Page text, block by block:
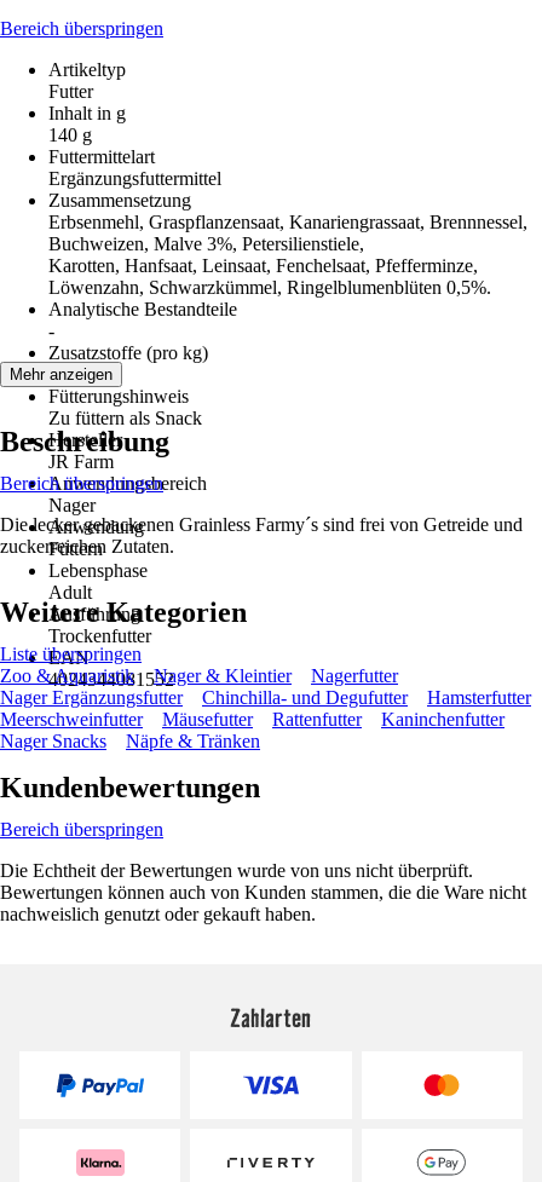
Bereich überspringen
Artikeltyp
Futter
Inhalt in g
140 g
Futtermittelart
Ergänzungsfuttermittel
Zusammensetzung
Erbsenmehl, Graspflanzensaat, Kanariengrassaat, Brennnessel,
Buchweizen, Malve 3%, Petersilienstiele,
Karotten, Hanfsaat, Leinsaat, Fenchelsaat, Pfefferminze,
Löwenzahn, Schwarzkümmel, Ringelblumenblüten 0,5%.
Analytische Bestandteile
-
Zusatzstoffe (pro kg)
-
Fütterungshinweis
Zu füttern als Snack
Hersteller
JR Farm
Anwendungsbereich
Nager
Anwendung
Füttern
Lebensphase
Adult
Ausführung
Trockenfutter
EAN
4024344081552
Mehr anzeigen
Beschreibung
Bereich überspringen
Die lecker gebackenen Grainless Farmy´s sind frei von Getreide und
zuckerreichen Zutaten.
Weitere Kategorien
Liste überspringen
Zoo & Aquaristik
Nager & Kleintier
Nagerfutter
Nager Ergänzungsfutter
Chinchilla- und Degufutter
Hamsterfutter
Meerschweinfutter
Mäusefutter Rattenfutter
Kaninchenfutter
Nager Snacks
Näpfe & Tränken
Kundenbewertungen
Bereich überspringen
Die Echtheit der Bewertungen wurde von uns nicht überprüft.
Bewertungen können auch von Kunden stammen, die die Ware nicht
nachweislich genutzt oder gekauft haben.
Zahlarten